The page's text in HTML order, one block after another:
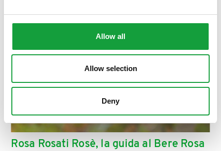
Allow all
Allow selection
Deny
Rosa Rosati Rosè, la guida al Bere Rosa